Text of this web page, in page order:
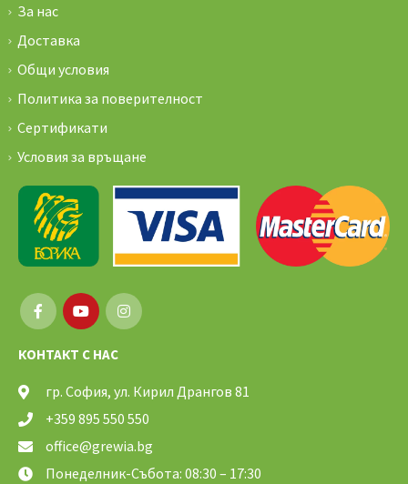
За нас
Доставка
Общи условия
Политика за поверителност
Сертификати
Условия за връщане
КОНТАКТ С НАС
гр. София, ул. Кирил Дрангов 81
+359 895 550 550
office@grewia.bg
Понеделник-Събота: 08:30 – 17:30